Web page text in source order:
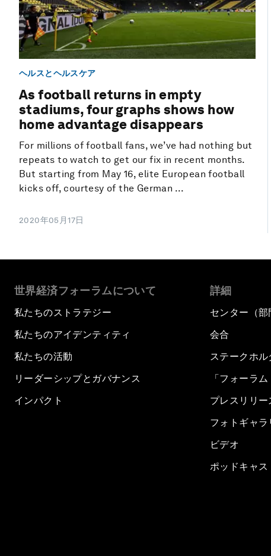
ヘルスとヘルスケア
As football returns in empty
stadiums, four graphs shows how
home advantage disappears
For millions of football fans, we’ve had nothing but
repeats to watch to get our fix in recent months.
But starting from May 16, elite European football
kicks off, courtesy of the German ...
2020年05月17日
世界経済フォーラムについて
私たちのストラテジー
私たちのアイデンティティ
私たちの活動
リーダーシップとガバナンス
インパクト
詳細
センター（部
会合
ステークホ
「フォーラ
プレスリリー
フォトギャラ
ビデオ
ポッドキャス